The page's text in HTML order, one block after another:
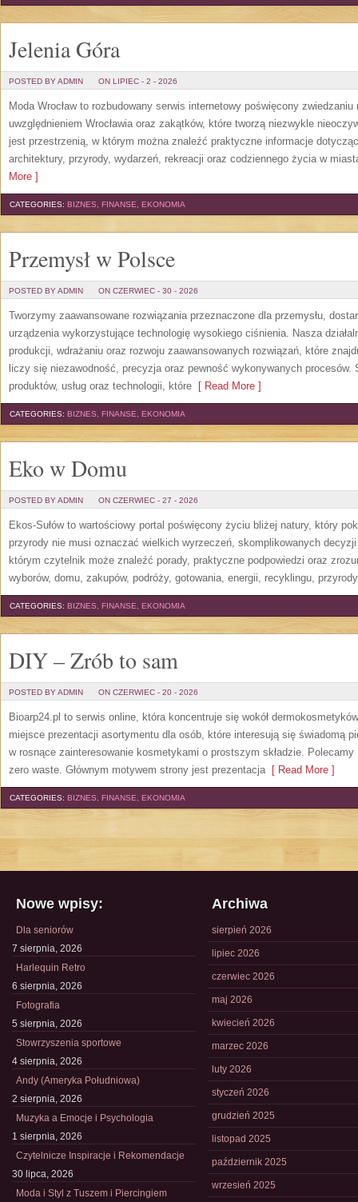
Jelenia Góra
POSTED BY ADMIN ON LIPIEC - 2 - 2026
Moda Wrocław to rozbudowany serwis internetowy poświęcony
uwzględnieniem Wrocławia oraz zakątków, które tworzą niezwykle
jest przestrzenią, w którym można znaleźć praktyczne informacje
architektury, przyrody, wydarzeń, rekreacji oraz codziennego życia w
More ]
CATEGORIES: BIZNES, FINANSE, EKONOMIA
Przemysł w Polsce
POSTED BY ADMIN ON CZERWIEC - 30 - 2026
Tworzymy zaawansowane rozwiązania przeznaczone dla przemysłu,
urządzenia wykorzystujące technologię wysokiego ciśnienia. Nasza
produkcji, wdrażaniu oraz rozwoju zaawansowanych rozwiązań, które
liczy się niezawodność, precyzja oraz pewność wykonywanych procesów.
produktów, usług oraz technologii, które [ Read More ]
CATEGORIES: BIZNES, FINANSE, EKONOMIA
Eko w Domu
POSTED BY ADMIN ON CZERWIEC - 27 - 2026
Ekos-Sułów to wartościowy portal poświęcony życiu bliżej natury, który
przyrody nie musi oznaczać wielkich wyrzeczeń, skomplikowanych
którym czytelnik może znaleźć porady, praktyczne podpowiedzi oraz
wyborów, domu, zakupów, podróży, gotowania, energii, recyklingu,
CATEGORIES: BIZNES, FINANSE, EKONOMIA
DIY – Zrób to sam
POSTED BY ADMIN ON CZERWIEC - 20 - 2026
Bioarp24.pl to serwis online, która koncentruje się wokół
miejsce prezentacji asortymentu dla osób, które interesują się świadomą
w rosnące zainteresowanie kosmetykami o prostszym składzie. Polecamy
zero waste. Głównym motywem strony jest prezentacja[ Read More ]
CATEGORIES: BIZNES, FINANSE, EKONOMIA
Nowe wpisy:
Dla seniorów
7 sierpnia, 2026
Harlequin Retro
6 sierpnia, 2026
Fotografia
5 sierpnia, 2026
Stowrzyszenia sportowe
4 sierpnia, 2026
Andy (Ameryka Południowa)
2 sierpnia, 2026
Muzyka a Emocje i Psychologia
1 sierpnia, 2026
Czytelnicze Inspiracje i Rekomendacje
30 lipca, 2026
Moda i Styl z Tuszem i Piercingiem
Archiwa
sierpień 2026
lipiec 2026
czerwiec 2026
maj 2026
kwiecień 2026
marzec 2026
luty 2026
styczeń 2026
grudzień 2025
listopad 2025
październik 2025
wrzesień 2025